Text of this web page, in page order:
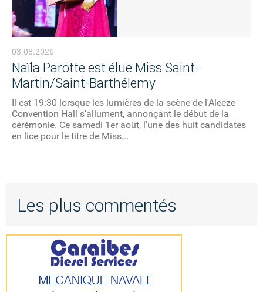
03.08.2026
Naïla Parotte est élue Miss Saint-
Martin/Saint-Barthélemy
Il est 19:30 lorsque les lumières de la scène de l'Aleeze
Convention Hall s'allument, annonçant le début de la
cérémonie. Ce samedi 1er août, l'une des huit candidates
en lice pour le titre de Miss...
Les plus commentés